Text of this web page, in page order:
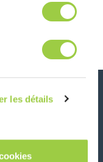
les détails